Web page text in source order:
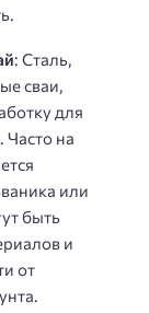
: Сталь,
сваи,
для
Часто на
или
быть
и
от